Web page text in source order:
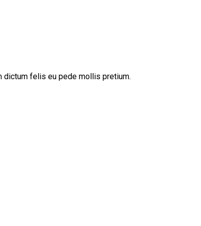
dictum felis eu pede mollis pretium.